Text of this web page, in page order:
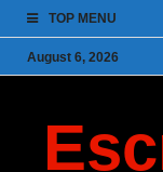
TOP MENU
August 6, 2026